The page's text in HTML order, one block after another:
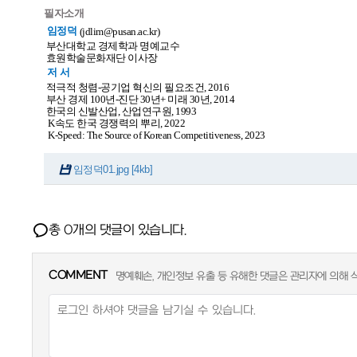
필자소개
임정덕 (jdlim@pusan.ac.kr)
부산대학교 경제학과 명예교수
효원학술문화재단 이사장
저 서
적극적 청렴-공기업 혁신의 필요조건, 2016
부산 경제 100년-진단 30년+ 미래 30년, 2014
한국의 신발산업, 산업연구원, 1993
K속도 한국 경쟁력의 뿌리, 2022
K-Speed: The Source of Korean Competitiveness, 2023
임정덕01.jpg [4kb]
총 0개의 댓글이 있습니다.
COMMENT 명예훼손, 개인정보 유출 등 유해한 댓글은 관리자에 의해